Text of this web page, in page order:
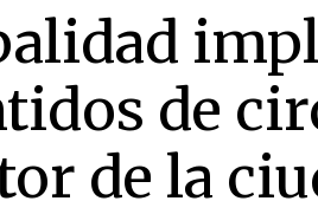
de
de la